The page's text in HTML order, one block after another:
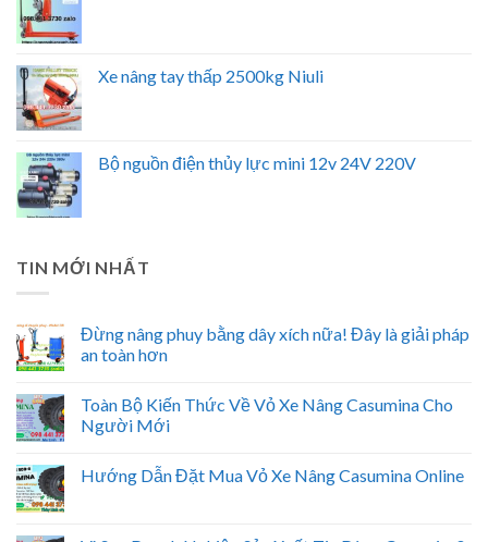
Xe nâng tay thấp 2500kg Niuli
Bộ nguồn điện thủy lực mini 12v 24V 220V
TIN MỚI NHẤT
Đừng nâng phuy bằng dây xích nữa! Đây là giải pháp
an toàn hơn
Toàn Bộ Kiến Thức Về Vỏ Xe Nâng Casumina Cho
Người Mới
Hướng Dẫn Đặt Mua Vỏ Xe Nâng Casumina Online